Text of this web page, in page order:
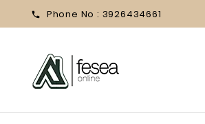
 Phone No : 3926434661